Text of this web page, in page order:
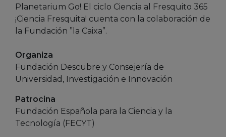
Planetarium Go! El ciclo Ciencia al Fresquito 365
¡Ciencia Fresquita! cuenta con la colaboración de
la Fundación ”la Caixa”.
Organiza
Fundación Descubre y Consejería de
Universidad, Investigación e Innovación
Patrocina
Fundación Española para la Ciencia y la
Tecnología (FECYT)